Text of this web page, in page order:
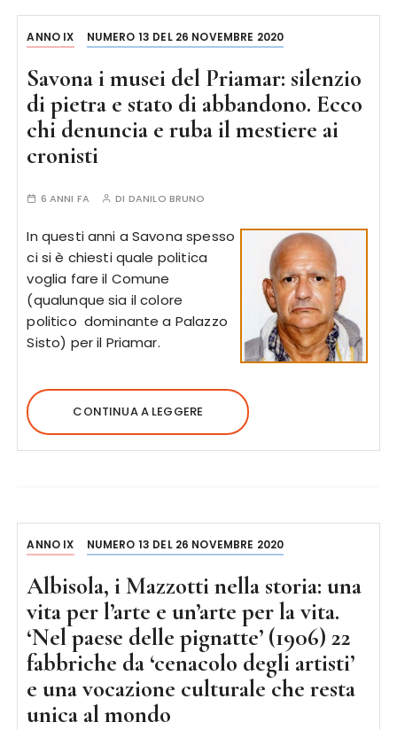
ANNO IX NUMERO 13 DEL 26 NOVEMBRE 2020
Savona i musei del Priamar: silenzio
di pietra e stato di abbandono. Ecco
chi denuncia e ruba il mestiere ai
cronisti
6 ANNI FA DI DANILO BRUNO
In questi anni a Savona spesso
ci si è chiesti quale politica
voglia fare il Comune
(qualunque sia il colore
politico dominante a Palazzo
Sisto) per il Priamar.
CONTINUA A LEGGERE
ANNO IX NUMERO 13 DEL 26 NOVEMBRE 2020
Albisola, i Mazzotti nella storia: una
vita per l’arte e un’arte per la vita.
‘Nel paese delle pignatte’ (1906) 22
fabbriche da ‘cenacolo degli artisti’
e una vocazione culturale che resta
unica al mondo